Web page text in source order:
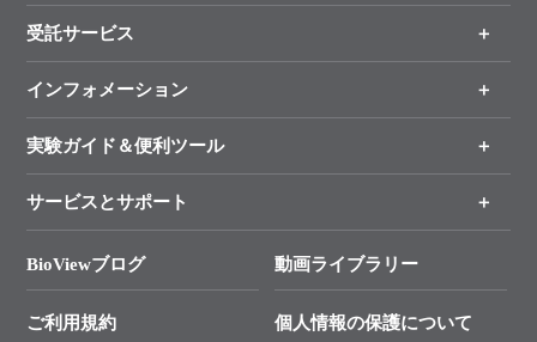
製品一覧
手法から製品を探す
新製品情報
受託サービス
オンライン注文
インフォメーション
キャンペーン
タカラバイオ各種会員募集のお知らせ
終売製品のお知らせ
価格改定のご案内
実験ガイド＆便利ツール
リアルタイムPCR実験のススメ
幹細胞・再生医療研究ガイド
クローニング実験ガイド
サービスとサポート
総合お問い合わせ
BioViewブログ 動画ライブラリー
ご利用規約 個人情報の保護について